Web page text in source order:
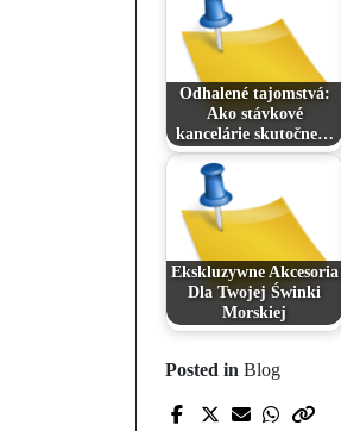
Odhalené tajomstvá:
Ako stávkové
kancelárie skutočne…
Ekskluzywne Akcesoria
Dla Twojej Świnki
Morskiej
Posted in Blog